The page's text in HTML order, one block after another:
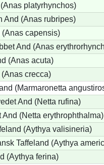
platyrhynchos)
And (Anas rubripes)
(Anas capensis)
And (Anas
(Anas acuta)
crecca)
(Marmaronetta
And (Netta rufina)
And (Netta erythrophthalma)
(Aythya valisineria)
Taffeland (Aythya
(Aythya ferina)